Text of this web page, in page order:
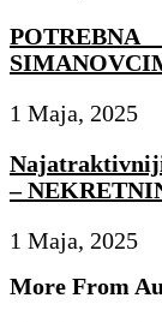
1 Maja, 2025
–
1 Maja, 2025
More From